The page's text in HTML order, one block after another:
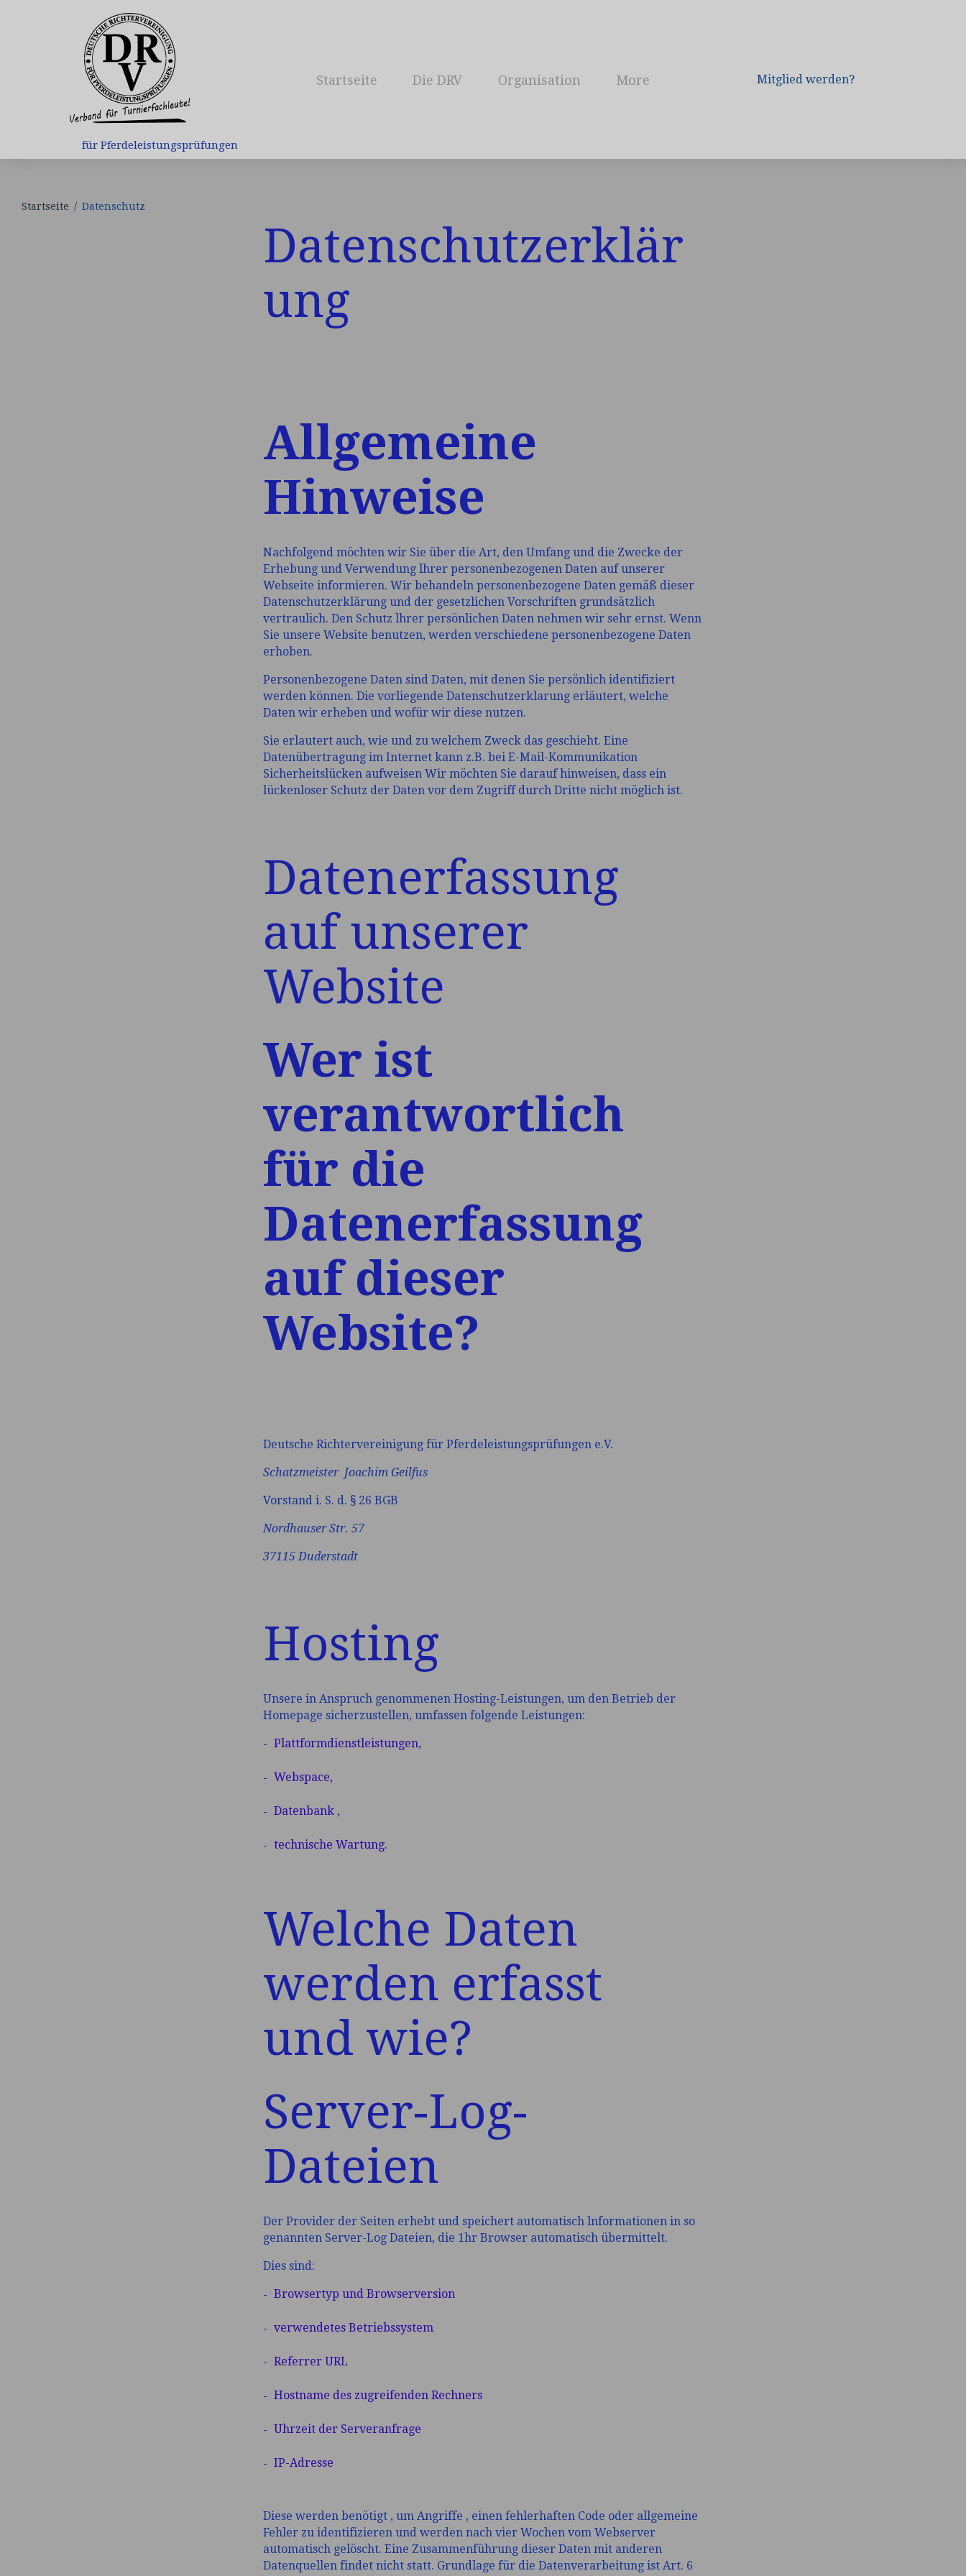
für Pferdeleistungsprüfungen
Startseite Die DRV Organisation More Mitglied werden?
Startseite / Datenschutz
Datenschutz
Datenschutzerklär
ung
Allgemeine
Hinweise
Nachfolgend möchten wir Sie über die Art, den Umfang und die Zwecke der
Erhebung und Verwendung lhrer personenbezogenen Daten auf unserer
Webseite informieren. Wir behandeln personenbezogene Daten gemäß dieser
Datenschutzerklärung und der gesetzlichen Vorschriften grundsätzlich
vertraulich. Den Schutz lhrer persönlichen Daten nehmen wir sehr ernst. Wenn
Sie unsere Website benutzen, werden verschiedene personenbezogene Daten
erhoben.
Personenbezogene Daten sind Daten, mit denen Sie persönlich identifiziert
werden können. Die vorliegende Datenschutzerklarung erläutert, welche
Daten wir erheben und wofür wir diese nutzen.
Sie erlautert auch, wie und zu welchem Zweck das geschieht. Eine
Datenübertragung im Internet kann z.B. bei E-Mail-Kommunikation
Sicherheitslücken aufweisen Wir möchten Sie darauf hinweisen, dass ein
lückenloser Schutz der Daten vor dem Zugriff durch Dritte nicht möglich ist.
Datenerfassung
auf unserer
Website
Wer ist
verantwortlich
für die
Datenerfassung
auf dieser
Website?
Deutsche Richtervereinigung für Pferdeleistungsprüfungen e.V.
Schatzmeister Joachim Geilfus
Vorstand i. S. d. § 26 BGB
NordhauserStr. 57
37115 Duderstadt
Hosting
Unsere in Anspruch genommenen Hosting-Leistungen, um den Betrieb der
Homepage sicherzustellen, umfassen folgende Leistungen:
Plattformdienstleistungen,
Webspace,
Datenbank ,
technische Wartung.
Welche Daten
werden erfasst
und wie?
Server-Log-
Dateien
Der Provider der Seiten erhebt und speichert automatisch lnformationen in so
genannten Server-Log­ Dateien, die 1hr Browser automatisch übermittelt.
Dies sind:
Browsertyp und Browserversion
verwendetes Betriebssystem
Referrer URL
Hostname des zugreifenden Rechners
Uhrzeit der Serveranfrage
IP-Adresse
Diese werden benötigt , um Angriffe , einen fehlerhaften Code oder allgemeine
Fehler zu identifizieren und werden nach vier Wochen vom Webserver
automatisch gelöscht. Eine Zusammenführung dieser Daten mit anderen
Datenquellen findet nicht statt. Grundlage für die Datenverarbeitung ist Art. 6